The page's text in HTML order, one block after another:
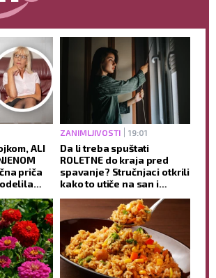
ALI
priča
ZANIMLJIVOSTI 19:01
Da li treba spuštati
ROLETNE do kraja pred
spavanje? Stručnjaci otkrili
kako to utiče na san i